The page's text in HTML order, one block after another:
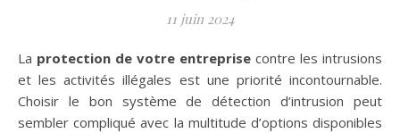
11 juin 2024
La protection de votre entreprise contre les intrusions
et les activités illégales est une priorité incontournable.
Choisir le bon système de détection d’intrusion peut
sembler compliqué avec la multitude d’options disponibles